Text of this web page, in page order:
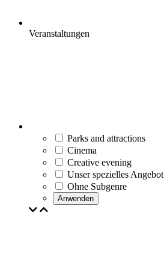
Veranstaltungen
Parks and attractions
Cinema
Creative evening
Unser spezielles Angebot
Ohne Subgenre
Anwenden